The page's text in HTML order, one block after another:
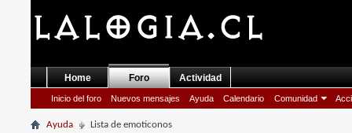
Home Foro
Inicio del foro Nuevos mensajes Ayuda Calendario Comunidad
Actividad
Ayuda Lista de emoticonos